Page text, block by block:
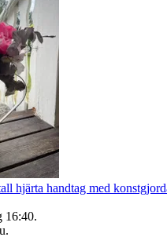
hjärta handtag med
16:40.
.